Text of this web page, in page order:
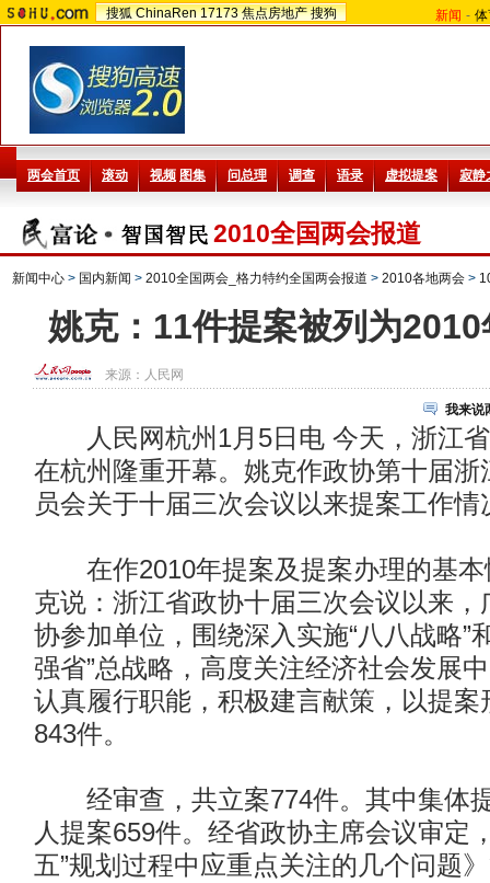
搜狐 ChinaRen 17173 焦点房地产 搜狗 新闻 -
2010全国两会报道
新闻中心 > 国内新闻 > 2010全国两会_格力特约全国两会报道 > 2010各地两会 >
姚克：11件提案被列为
来源： 人民网
我来说
人民网杭州1月5日电 今天，浙江省
在杭州隆重开幕。姚克作政协第十届浙
员会关于十届三次会议以来提案工作情
在作2010年提案及提案办理的基本
克说：浙江省政协十届三次会议以来，
协参加单位，围绕深入实施“八八战略”
强省”总战略，高度关注经济社会发展
认真履行职能，积极建言献策，以提案
843件。
经审查，共立案774件。其中集体
人提案659件。经省政协主席会议审定
五”规划过程中应重点关注的几个问题